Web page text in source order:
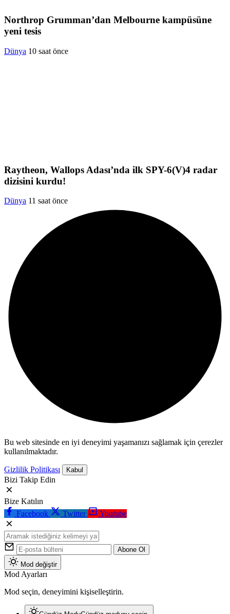
Northrop Grumman’dan Melbourne kampüsüne
yeni tesis
Dünya 10 saat önce
Raytheon, Wallops Adası’nda ilk SPY-6(V)4 radar
dizisini kurdu!
Dünya 11 saat önce
Bu web sitesinde en iyi deneyimi yaşamanızı sağlamak için çerezler
kullanılmaktadır.
Gizlilik Politikası Kabul
Bizi Takip Edin
Bize Katılın
Facebook
Twitter Youtube
Abone Ol
Mod değiştir
Mod Ayarları
Mod seçin, deneyimini kişiselleştirin.